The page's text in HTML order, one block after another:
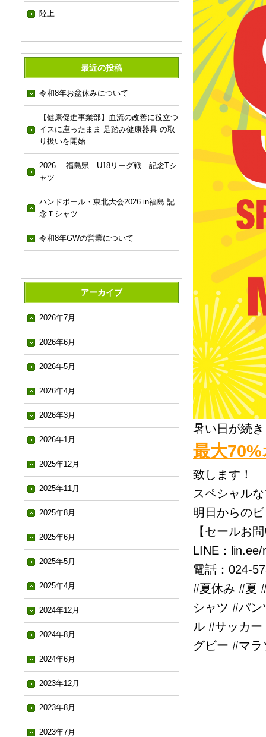
陸上
最近の投稿
令和8年お盆休みについて
【健康促進事業部】血流の改善に役立つ
イスに座ったまま 足踏み健康器具 の取
り扱いを開始
2026 福島県 U18リーグ戦 記念Tシ
ャツ
ハンドボール・東北大会2026 in福島 記
念Ｔシャツ
令和8年GWの営業について
アーカイブ
2026年7月
2026年6月
2026年5月
2026年4月
2026年3月
2026年1月
2025年12月
2025年11月
2025年8月
2025年6月
2025年5月
2025年4月
2024年12月
2024年8月
2024年6月
2023年12月
2023年8月
2023年7月
暑い日が続
最大
致します！
スペシャル
明日からの
【セールお
LINE：lin.ee/
電話：024-
#夏休み #夏
シャツ #パ
ル #サッカ
グビー #マ